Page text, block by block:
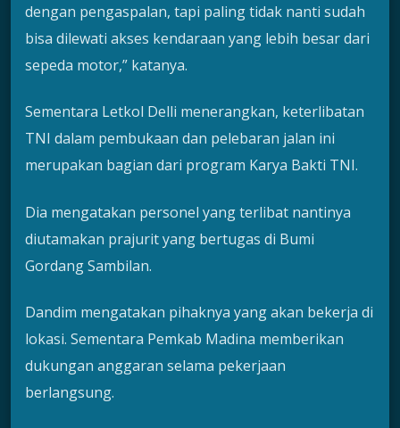
dengan pengaspalan, tapi paling tidak nanti sudah
bisa dilewati akses kendaraan yang lebih besar dari
sepeda motor,” katanya.
Sementara Letkol Delli menerangkan, keterlibatan
TNI dalam pembukaan dan pelebaran jalan ini
merupakan bagian dari program Karya Bakti TNI.
Dia mengatakan personel yang terlibat nantinya
diutamakan prajurit yang bertugas di Bumi
Gordang Sambilan.
Dandim mengatakan pihaknya yang akan bekerja di
lokasi. Sementara Pemkab Madina memberikan
dukungan anggaran selama pekerjaan
berlangsung.